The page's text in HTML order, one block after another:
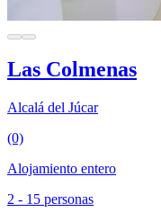
Las Colmenas
Alcalá del Júcar
(0)
Alojamiento entero
2 - 15 personas